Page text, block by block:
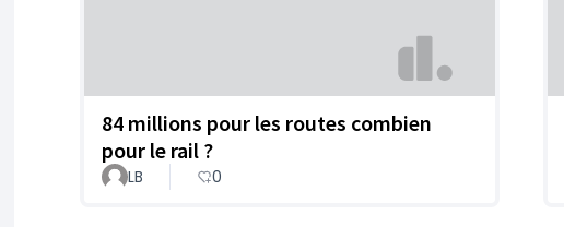
84 millions pour les routes combien
pour le rail ?
LB 0